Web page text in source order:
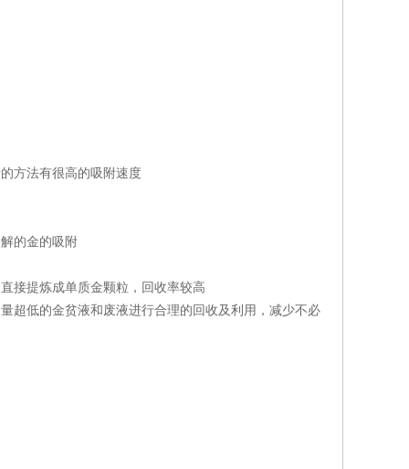
方法有很高的吸附速度
的金的吸附
接提炼成单质金颗粒，回收率较高
超低的金贫液和废液进行合理的回收及利用，减少不必